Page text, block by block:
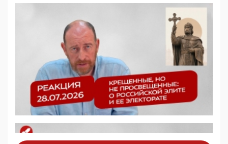
деятельность ИИТО ЮНЕСКО в России, но
цифроглобалисты продолжают определять
повестку в образовании
09:43, 01 Июня 2026
5G за счет здоровья граждан: Минцифры намерено
отобрать у регионов и муниципалитетов право
защищать жилые дома и социальные объекты от
05:58, 26 Мая 2026
Роскомнадзор освободили от борца с
деструктивным и опасным контентом
07:39, 25 Мая 2026